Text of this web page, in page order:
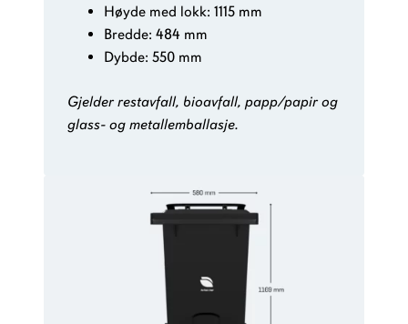
Høyde med lokk: 1115 mm
Bredde: 484 mm
Dybde: 550 mm
Gjelder restavfall, bioavfall, papp/papir og
glass- og metallemballasje.